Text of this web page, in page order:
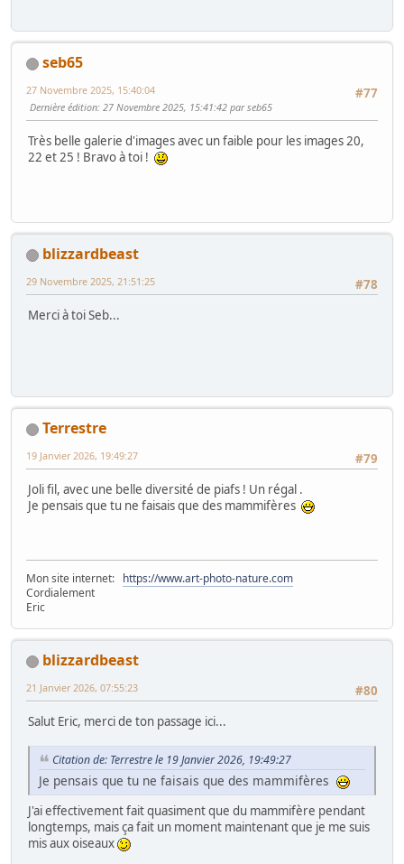
seb65
#77
27 Novembre 2025, 15:40:04
Dernière édition: 27 Novembre 2025, 15:41:42 par seb65
Très belle galerie d'images avec un faible pour les images 20,
22 et 25 ! Bravo à toi !
blizzardbeast
#78
29 Novembre 2025, 21:51:25
Merci à toi Seb...
Terrestre
#79
19 Janvier 2026, 19:49:27
Joli fil, avec une belle diversité de piafs ! Un régal .
Je pensais que tu ne faisais que des mammifères
Mon site internet: https://www.art-photo-nature.com
Cordialement
Eric
blizzardbeast
#80
21 Janvier 2026, 07:55:23
Salut Eric, merci de ton passage ici...
Citation de: Terrestre le 19 Janvier 2026, 19:49:27
Je pensais que tu ne faisais que des mammifères
J'ai effectivement fait quasiment que du mammifère pendant
longtemps, mais ça fait un moment maintenant que je me suis
mis aux oiseaux